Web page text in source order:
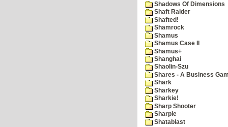
Shadows Of Dimensions
Shaft Raider
Shafted!
Shamrock
Shamus
Shamus Case II
Shamus+
Shanghai
Shaolin-Szu
Shares - A Business
Shark
Sharkey
Sharkie!
Sharp Shooter
Sharpie
Shatablast